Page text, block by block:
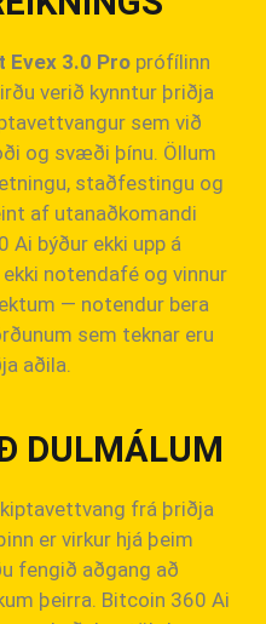
Evex 3.0 Proprófílinn
verið kynntur þriðja
sem við
og svæði þínu. Öllum
staðfestingu og
af utanaðkomandi
Ai býður ekki upp á
notendafé og vinnur
— notendur bera
sem teknar eru
aðila.
DULMÁLUM
frá þriðja
er virkur hjá þeim
fengið aðgang að
þeirra. Bitcoin 360 Ai